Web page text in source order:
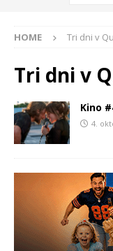
HOME Tri dni v
Tri dni v
Kino
4.